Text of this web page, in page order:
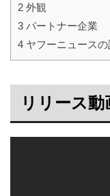
2 外観
3 パートナー企業
4 ヤフーニュース
リリース動